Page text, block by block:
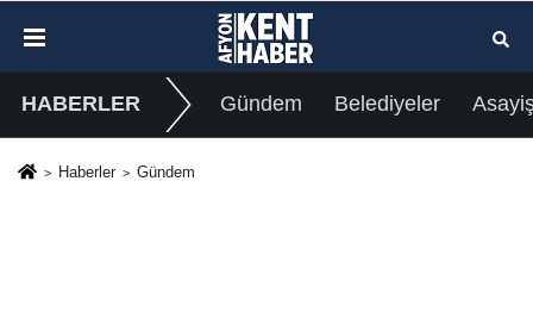
HABERLER Gündem Belediyeler
Haberler Gündem